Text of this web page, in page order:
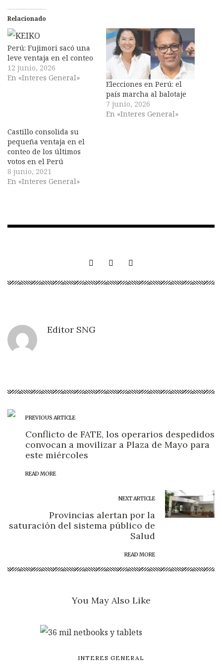
Relacionado
Perú: Fujimori sacó una
leve ventaja en el conteo
12 junio, 2026
En «Interes General»
Elecciones en Perú: el
país marcha al balotaje
7 junio, 2026
En «Interes General»
Castillo consolida su
pequeña ventaja en el
conteo de los últimos
votos en el Perú
8 junio, 2021
En «Interes General»
Editor SNG
PREVIOUS ARTICLE
Conflicto de FATE, los operarios despedidos
convocan a movilizar a Plaza de Mayo para
este miércoles
READ MORE
NEXT ARTICLE
Provincias alertan por la
saturación del sistema público de
Salud
READ MORE
You May Also Like
INTERES GENERAL